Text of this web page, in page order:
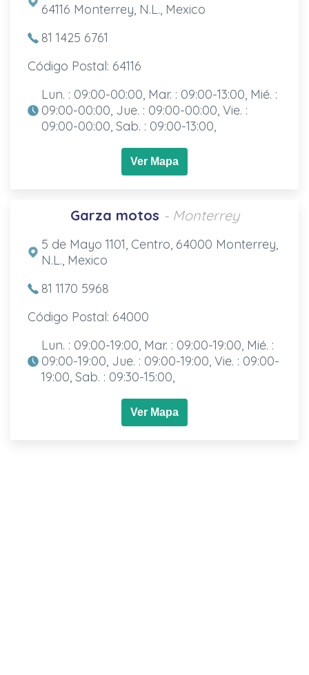
64116 Monterrey, N.L., Mexico
81 1425 6761
Código Postal: 64116
Lun. : 09:00-00:00, Mar. : 09:00-13:00, Mié. :
09:00-00:00, Jue. : 09:00-00:00, Vie. :
09:00-00:00, Sab. : 09:00-13:00,
Ver Mapa
Garza motos - Monterrey
5 de Mayo 1101, Centro, 64000 Monterrey,
N.L., Mexico
81 1170 5968
Código Postal: 64000
Lun. : 09:00-19:00, Mar. : 09:00-19:00, Mié. :
09:00-19:00, Jue. : 09:00-19:00, Vie. : 09:00-
19:00, Sab. : 09:30-15:00,
Ver Mapa